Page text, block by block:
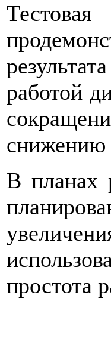
работой
снижению
В планах
простота